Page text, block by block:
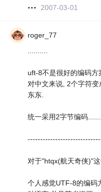
2007-03-01
roger_77
..........
uft-8不是很好的编码方
对中文来说, 2个字符
东东.
统一采用2字节编码
对于"htqx(航天奇侠)"
个人感觉UTF-8的编码